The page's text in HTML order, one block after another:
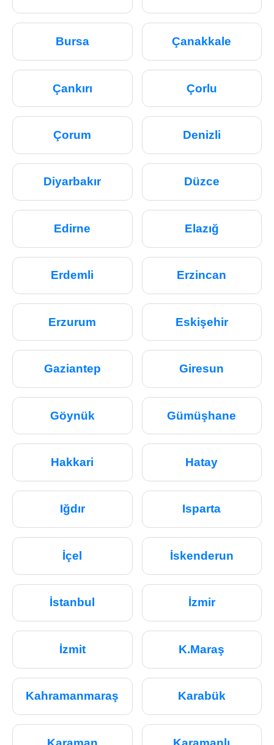
Bursa Çanakkale
Çankırı Çorlu
Çorum Denizli
Diyarbakır Düzce
Edirne Elazığ
Erdemli Erzincan
Erzurum Eskişehir
Gaziantep Giresun
Göynük Gümüşhane
Hakkari Hatay
Iğdır Isparta
İçel İskenderun
İstanbul İzmir
İzmit K.Maraş
Kahramanmaraş Karabük